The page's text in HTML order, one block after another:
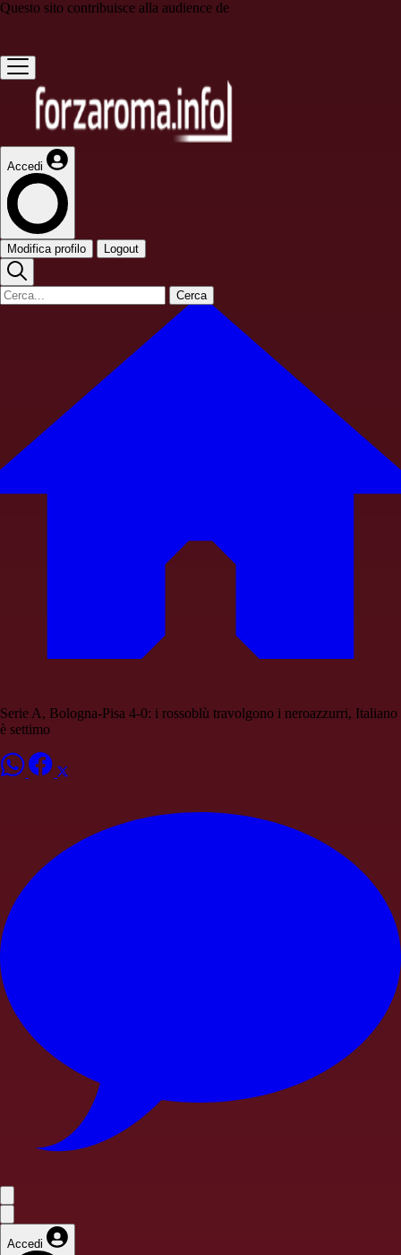
Questo sito contribuisce alla audience de
Accedi
Modifica profilo Logout
Cerca
Serie A, Bologna-Pisa 4-0: i rossoblù travolgono i neroazzurri, Italiano
è settimo
Accedi